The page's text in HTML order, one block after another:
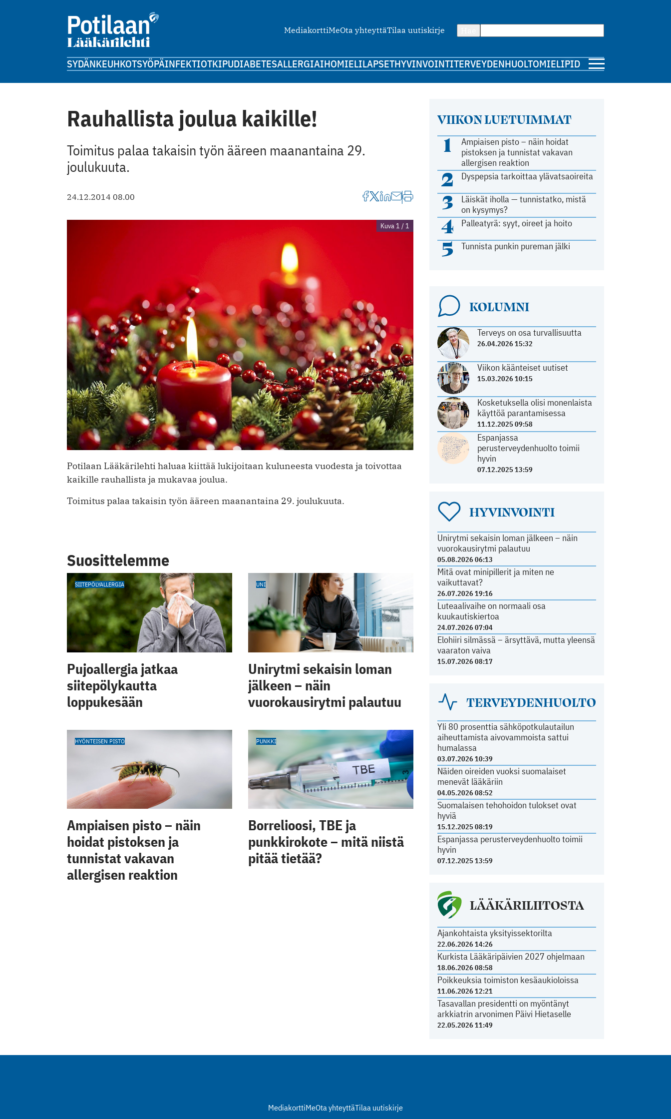
MediakorttiMeOta yhteyttäTilaa uutiskirje
SYDÄNKEUHKOTSYÖPÄINFEKTIOTKIPUDIABETESALLERGIAIHOMIELILAPSETHYVINVOINTITERVEYDENHUOLTOMIELIPIDE
VIIKON LUETUIMMAT
1
Ampiaisen pisto – näin hoidat
pistoksen ja tunnistat vakavan
allergisen reaktion
2 Dyspepsia tarkoittaa ylävatsaoireita
3
Läiskät iholla — tunnistatko, mistä
on kysymys?
4 Palleatyrä: syyt, oireet ja hoito
5 Tunnista punkin pureman jälki
KOLUMNI
Terveys on osa turvallisuutta
26.04.2026 15:32
Viikon käänteiset uutiset
15.03.2026 10:15
Kosketuksella olisi monenlaista
käyttöä parantamisessa
11.12.2025 09:58
Espanjassa
perusterveydenhuolto toimii
hyvin
07.12.2025 13:59
HYVINVOINTI
Unirytmi sekaisin loman jälkeen – näin
vuorokausirytmi palautuu
05.08.2026 06:13
Mitä ovat minipillerit ja miten ne
vaikuttavat?
26.07.2026 19:16
Luteaalivaihe on normaali osa
kuukautiskiertoa
24.07.2026 07:04
Elohiiri silmässä – ärsyttävä, mutta yleensä
vaaraton vaiva
15.07.2026 08:17
TERVEYDENHUOLTO
Yli 80 prosenttia sähköpotkulautailun
aiheuttamista aivovammoista sattui
humalassa
03.07.2026 10:39
Näiden oireiden vuoksi suomalaiset
menevät lääkäriin
04.05.2026 08:52
Suomalaisen tehohoidon tulokset ovat
hyviä
15.12.2025 08:19
Espanjassa perusterveydenhuolto toimii
hyvin
07.12.2025 13:59
LÄÄKÄRILIITOSTA
Ajankohtaista yksityissektorilta
22.06.2026 14:26
Kurkista Lääkäripäivien 2027 ohjelmaan
18.06.2026 08:58
Poikkeuksia toimiston kesäaukioloissa
11.06.2026 12:21
Tasavallan presidentti on myöntänyt
arkkiatrin arvonimen Päivi Hietaselle
22.05.2026 11:49
Rauhallista joulua kaikille!
Toimitus palaa takaisin työn ääreen maanantaina 29.
joulukuuta.
24.12.2014 08.00
Kuva 1 / 1
Potilaan Lääkärilehti haluaa kiittää lukijoitaan kuluneesta vuodesta ja toivottaa
kaikille rauhallista ja mukavaa joulua.
Toimitus palaa takaisin työn ääreen maanantaina 29. joulukuuta.
Suosittelemme
SIITEPÖLYALLERGIA
Pujoallergia jatkaa
siitepölykautta
loppukesään
UNI
Unirytmi sekaisin loman
jälkeen – näin
vuorokausirytmi palautuu
HYÖNTEISEN PISTO
Ampiaisen pisto – näin
hoidat pistoksen ja
tunnistat vakavan
allergisen reaktion
PUNKKI
Borrelioosi, TBE ja
punkkirokote – mitä niistä
pitää tietää?
MediakorttiMeOta yhteyttäTilaa uutiskirje